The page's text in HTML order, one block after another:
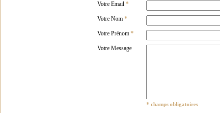
Votre Email *
Votre Nom *
Votre Prénom *
Votre Message
* champs obligatoires